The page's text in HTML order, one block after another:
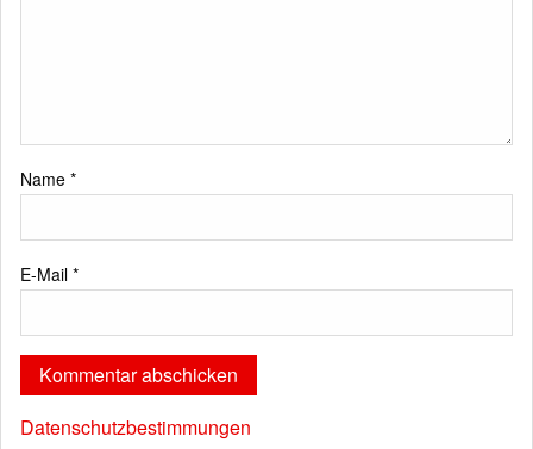
Name *
E-Mail *
Datenschutzbestimmungen